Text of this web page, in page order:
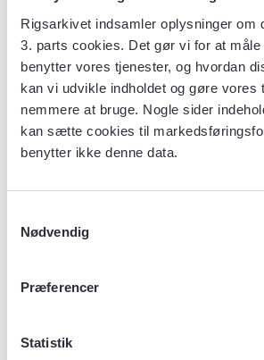
Rigsarkivet indsamler oplysninger om
3. parts cookies. Det gør vi for at
benytter vores tjenester, og hvordan
kan vi udvikle indholdet og gøre vores
nemmere at bruge. Nogle sider
kan sætte cookies til
benytter ikke denne data.
Nødvendig
Præferencer
Statistik
Tabel
Epinytuge
Beskrivelse ?
en ugentlig opgørelse
af modtagne
publicering fra ca.